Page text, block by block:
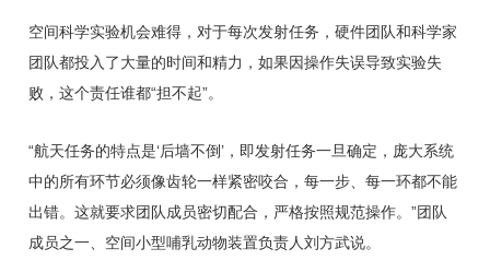
空间科学实验机会难得，对于每次发射任务，硬件团队和科学家
团队都投入了大量的时间和精力，如果因操作失误导致实验失
败，这个责任谁都“担不起”。
“航天任务的特点是‘后墙不倒’，即发射任务一旦确定，庞大系统
中的所有环节必须像齿轮一样紧密咬合，每一步、每一环都不能
出错。这就要求团队成员密切配合，严格按照规范操作。”团队
成员之一、空间小型哺乳动物装置负责人刘方武说。